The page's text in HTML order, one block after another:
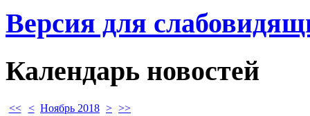
Версия для
Календарь новостей
<< < Ноябрь 2018 > >>